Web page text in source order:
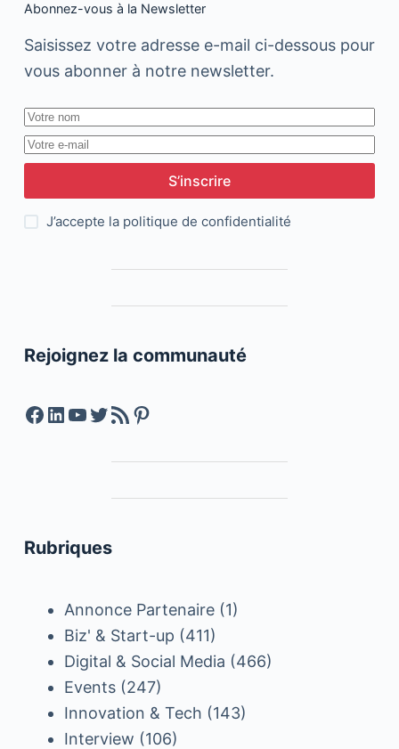
Abonnez-vous à la Newsletter
Saisissez votre adresse e-mail ci-dessous pour
vous abonner à notre newsletter.
S’inscrire
J’accepte la politique de confidentialité
Rejoignez la communauté
Facebook
LinkedIn
YouTube
Twitter
Feed RSSPinterest
Rubriques
Annonce Partenaire(1)
Biz' & Start-up (411)
Digital & Social Media (466)
Events(247)
Innovation & Tech (143)
Interview (106)